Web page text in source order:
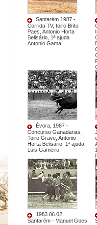
Santarém 1987 -
Corrida TV, toiro Brito
Paes, Antonio Horta
Belisário, 1ª ajuda
Antonio Gama
Èvora, 1987 -
Concurso Ganadarias,
Toiro Grave, Antonio
Horta Belisário, 1ª ajuda
Luis Gameiro
1983.06.02,
Santarém - Manuel Goes